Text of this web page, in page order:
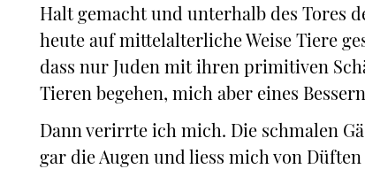
Halt gemacht und unterhalb des Tores
heute auf mittelalterliche Weise Tiere
dass nur Juden mit ihren primitiven
Tieren begehen, mich aber eines
Dann verirrte ich mich. Die schmalen
gar die Augen und liess mich von